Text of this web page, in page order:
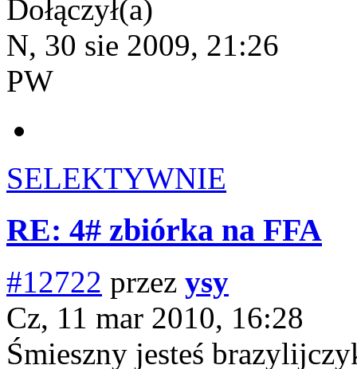
Dołączył(a)
N, 30 sie 2009, 21:26
PW
SELEKTYWNIE
RE: 4# zbiórka na FFA
#12722 przez ysy
Cz, 11 mar 2010, 16:28
Śmieszny jesteś